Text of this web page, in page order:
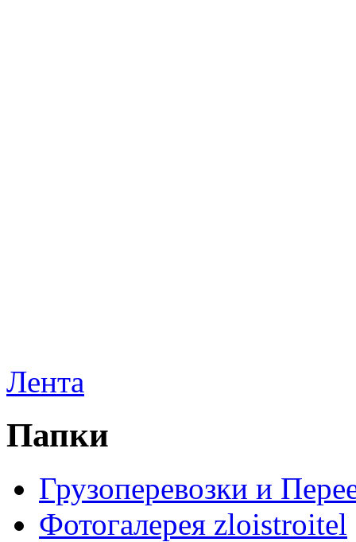
Лента
Папки
Грузоперевозки и
Фотогалерея zloistroitel